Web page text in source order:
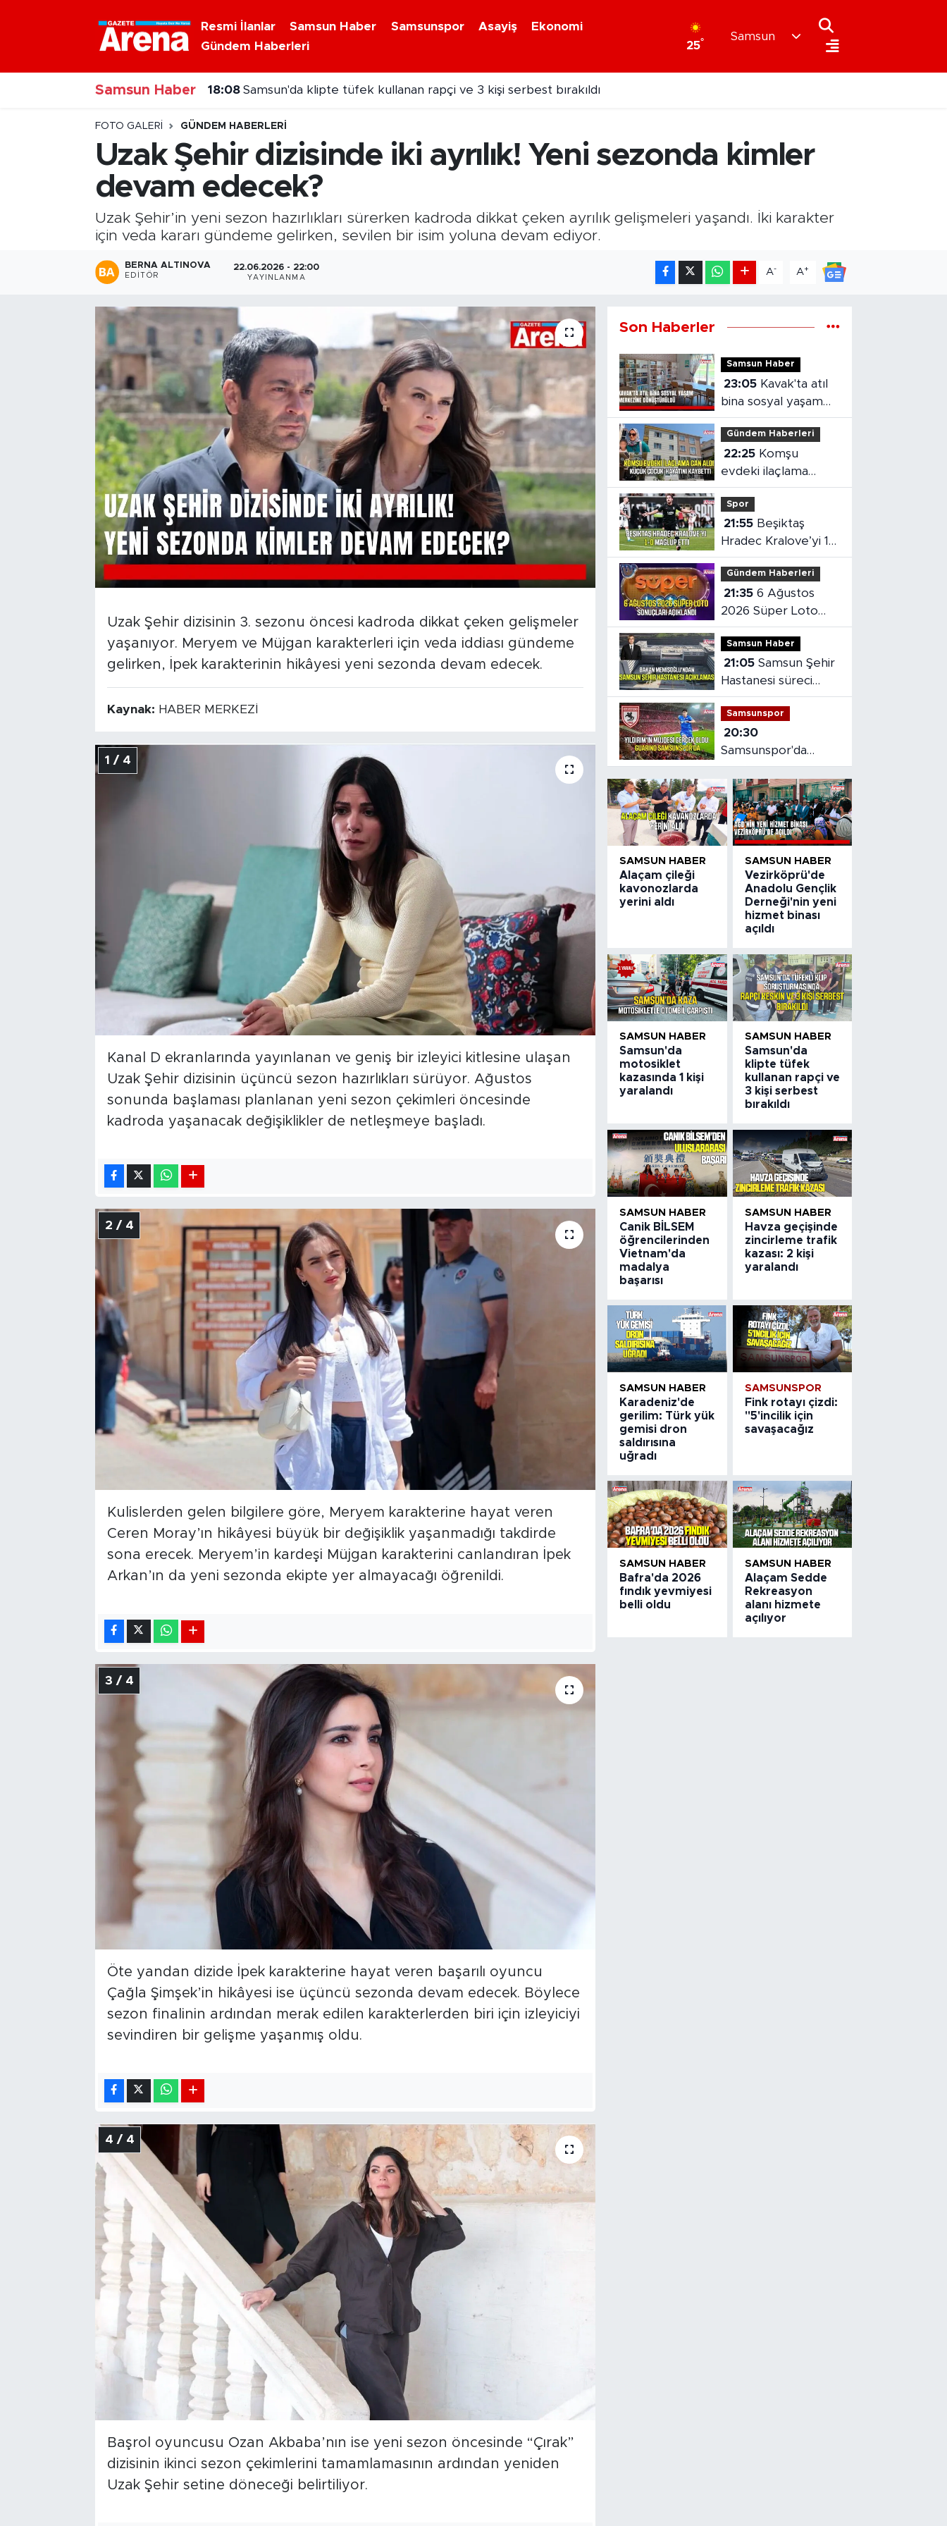
Resmi İlanlar Samsun Haber Samsunspor Asayiş
Ekonomi
Gündem Haberleri
25°
Samsun
Samsun Haber 18:08 Canik BİLSEM öğrencilerinden Vietnam'da madalya başarısı
FOTO GALERI GÜNDEM HABERLERI
Uzak Şehir dizisinde iki ayrılık! Yeni sezonda kimler
devam edecek?
Uzak Şehir’in yeni sezon hazırlıkları sürerken kadroda dikkat çeken ayrılık gelişmeleri yaşandı. İki karakter
için veda kararı gündeme gelirken, sevilen bir isim yoluna devam ediyor.
BERNA ALTINOVA
EDITÖR
22.06.2026 - 22:00
YAYINLANMA
A- A+
Uzak Şehir dizisinin 3. sezonu öncesi kadroda dikkat çeken gelişmeler
yaşanıyor. Meryem ve Müjgan karakterleri için veda iddiası gündeme
gelirken, İpek karakterinin hikâyesi yeni sezonda devam edecek.
Kaynak: HABER MERKEZİ
1 / 4
Kanal D ekranlarında yayınlanan ve geniş bir izleyici kitlesine ulaşan
Uzak Şehir dizisinin üçüncü sezon hazırlıkları sürüyor. Ağustos
sonunda başlaması planlanan yeni sezon çekimleri öncesinde
kadroda yaşanacak değişiklikler de netleşmeye başladı.
2 / 4
Kulislerden gelen bilgilere göre, Meryem karakterine hayat veren
Ceren Moray’ın hikâyesi büyük bir değişiklik yaşanmadığı takdirde
sona erecek. Meryem’in kardeşi Müjgan karakterini canlandıran İpek
Arkan’ın da yeni sezonda ekipte yer almayacağı öğrenildi.
3 / 4
Öte yandan dizide İpek karakterine hayat veren başarılı oyuncu
Çağla Şimşek’in hikâyesi ise üçüncü sezonda devam edecek. Böylece
sezon finalinin ardından merak edilen karakterlerden biri için izleyiciyi
sevindiren bir gelişme yaşanmış oldu.
4 / 4
Başrol oyuncusu Ozan Akbaba’nın ise yeni sezon öncesinde “Çırak”
dizisinin ikinci sezon çekimlerini tamamlamasının ardından yeniden
Uzak Şehir setine döneceği belirtiliyor.
Son Haberler
Samsun Haber
23:05
bina sosyal yaşam
merkezine
dönüştürüldü
Gündem Haberleri
22:25
evdeki ilaçlama
küçük çocuğun
ölümüne neden oldu
Spor
21:55
Hradec Kralove’yi 1-
0 mağlup etti
Gündem Haberleri
21:35 6 Ağustos
2026 Süper Loto
sonuçları açıklandı
Samsun Haber
21:05 Samsun Şehir
Hastanesi süreci
masaya yatırıldı
Samsunspor
20:30
Samsunspor'da
Gabriele dönemi
başladı
SAMSUN HABER
Alaçam çileği
kavonozlarda
yerini aldı
SAMSUN HABER
Vezirköprü'de
Anadolu Gençlik
Derneği'nin yeni
hizmet binası
açıldı
SAMSUN HABER
Samsun'da
motosiklet
kazasında 1 kişi
yaralandı
SAMSUN HABER
Samsun'da
klipte tüfek
kullanan rapçi ve
3 kişi serbest
bırakıldı
SAMSUN HABER
Canik BİLSEM
öğrencilerinden
Vietnam'da
madalya
başarısı
SAMSUN HABER
Havza geçişinde
zincirleme trafik
kazası: 2 kişi
yaralandı
SAMSUN HABER
Karadeniz'de
gerilim: Türk yük
gemisi dron
saldırısına
uğradı
SAMSUNSPOR
Fink rotayı çizdi:
"5'incilik için
savaşacağız
SAMSUN HABER
Bafra'da 2026
fındık yevmiyesi
belli oldu
SAMSUN HABER
Alaçam Sedde
Rekreasyon
alanı hizmete
açılıyor
Nöbetçi Eczaneler
Hava Durumu
Samsun Namaz Vakitleri
Trafik Durumu
Süper Lig Puan Durumu ve Fikstür
Tüm Manşetler
Son Dakika Haberleri
Haber Arşivi